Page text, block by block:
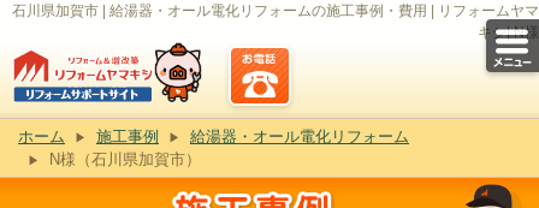
石川県加賀市 | 給湯器・オール電化リフォームの施工事例・費用 | リフォームヤマ
キシ| N様
ホーム 施工事例
給湯器・オール電化リフォーム
N様（石川県加賀市）